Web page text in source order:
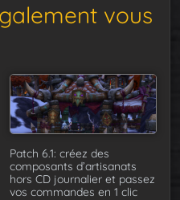
vous
Patch 6.1: créez des
composants d’artisanats
hors CD journalier et passez
vos commandes en 1 clic